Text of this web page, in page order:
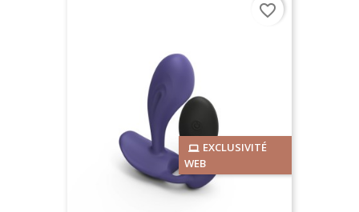
EXCLUSIVITÉ
WEB
favorite_border